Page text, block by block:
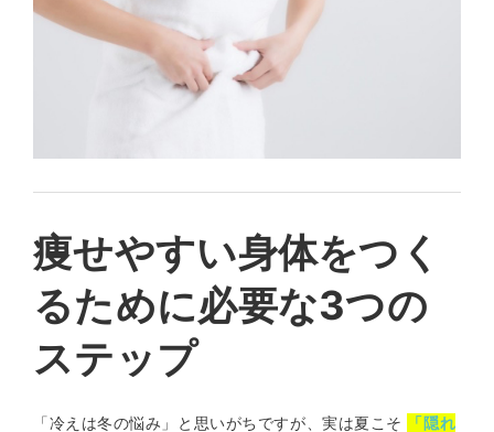
痩せやすい身体をつく
るために必要な3つの
ステップ
「冷えは冬の悩み」と思いがちですが、実は夏こそ 「隠れ